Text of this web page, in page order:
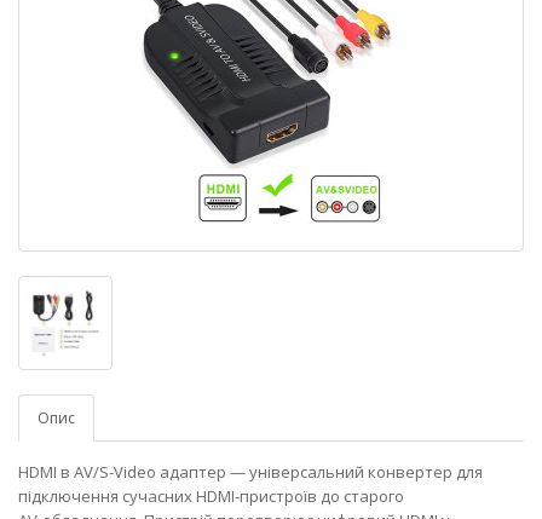
Опис
HDMI в AV/S-Video адаптер — універсальний конвертер для
підключення сучасних HDMI‑пристроїв до старого